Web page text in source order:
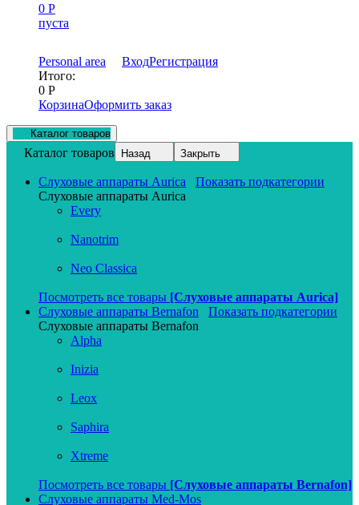
0 Р
пуста
Personal area ВходРегистрация
Итого:
0 Р
КорзинаОформить заказ
Каталог товаров
Каталог товаров Назад Закрыть
Слуховые аппараты Aurica
Показать подкатегории
Слуховые аппараты Aurica
Every
Nanotrim
Neo Classica
Посмотреть все товары [Слуховые аппараты Aurica]
Слуховые аппараты Bernafon
Показать подкатегории
Слуховые аппараты Bernafon
Alpha
Inizia
Leox
Saphira
Xtreme
Посмотреть все товары [Слуховые аппараты Bernafon]
Слуховые аппараты Med-Mos